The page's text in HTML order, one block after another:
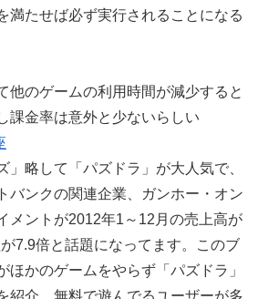
満たせば必ず実行されることになる
他のゲームの利用時間が減少すると
課金率は意外と少ないらしい
」略して「パズドラ」が大人気で、
バンクの関連企業、ガンホー・オン
メントが2012年1～12月の売上高が
7.9倍と話題になってます。このブ
ほかのゲームをやらず「パズドラ」